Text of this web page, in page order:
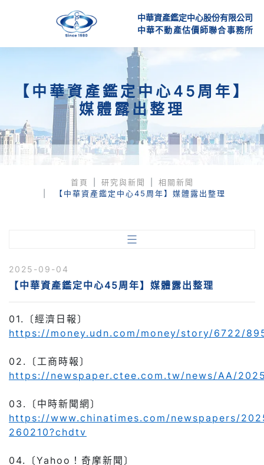
中華資產鑑定中心股份有限公司
中華不動產估價師聯合事務所
【中華資產鑑定中心45周年】
媒體露出整理
首頁 研究與新聞
相關新聞
【中華資產鑑定中心45周年】媒體露出整理
2025-09-04
【中華資產鑑定中心45周年】媒體露出整理
01.
〔經濟日報〕
https://money.udn.com/money/story/6722/
02.
〔工商時報〕
https://newspaper.ctee.com.tw/news/AA/
03.
〔中時新聞網〕
https://www.chinatimes.com/newspapers/
260210?chdtv
04.
〔Yahoo！奇摩新聞〕